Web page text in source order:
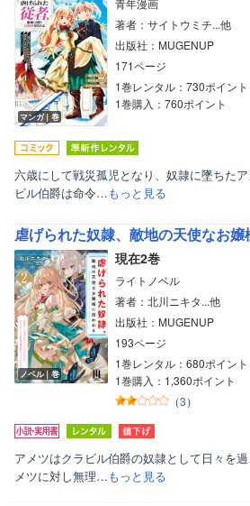
マンガ｜巻
青年漫画
著者：サイトウミチ...他
出版社：MUGENUP
171ページ
1巻レンタル：730ポイント
1巻購入：760ポイント
六歳にして戦災孤児となり、奴隷に墜ちた
ビル伯爵は命令…もっと見る
ノベル｜巻
現在2巻
ライトノベル
著者：北川ニキタ...他
出版社：MUGENUP
193ページ
1巻レンタル：680ポイント
1巻購入：1,360ポイント
（3）
アメツはクラビル伯爵の奴隷として日々を
メツに対し無理…もっと見る